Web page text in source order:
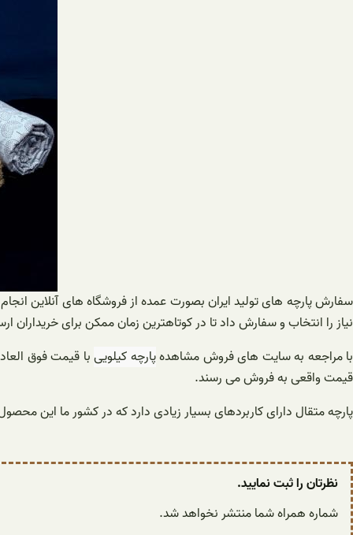
سفارش پارچه های تولید ایران بصورت عمده از فروشگاه های آنلاین
نیاز را انتخاب و سفارش داد تا در کوتاهترین زمان ممکن برای خریداران
با مراجعه به سایت های فروش مشاهدهپارچه کیلوییبا قیمت فوق
قیمت واقعی به فروش می رسند.
پارچه متقال دارای کاربردهای بسیار زیادی دارد که در کشور ما این
نظرتان را ثبت نمایید.
شماره همراه شما منتشر نخواهد شد.